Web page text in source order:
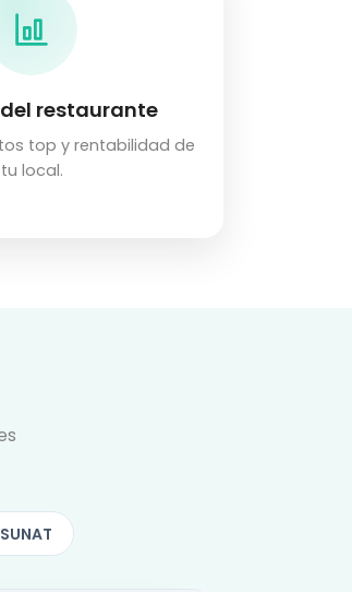
restaurante
top y rentabilidad de
tu local.